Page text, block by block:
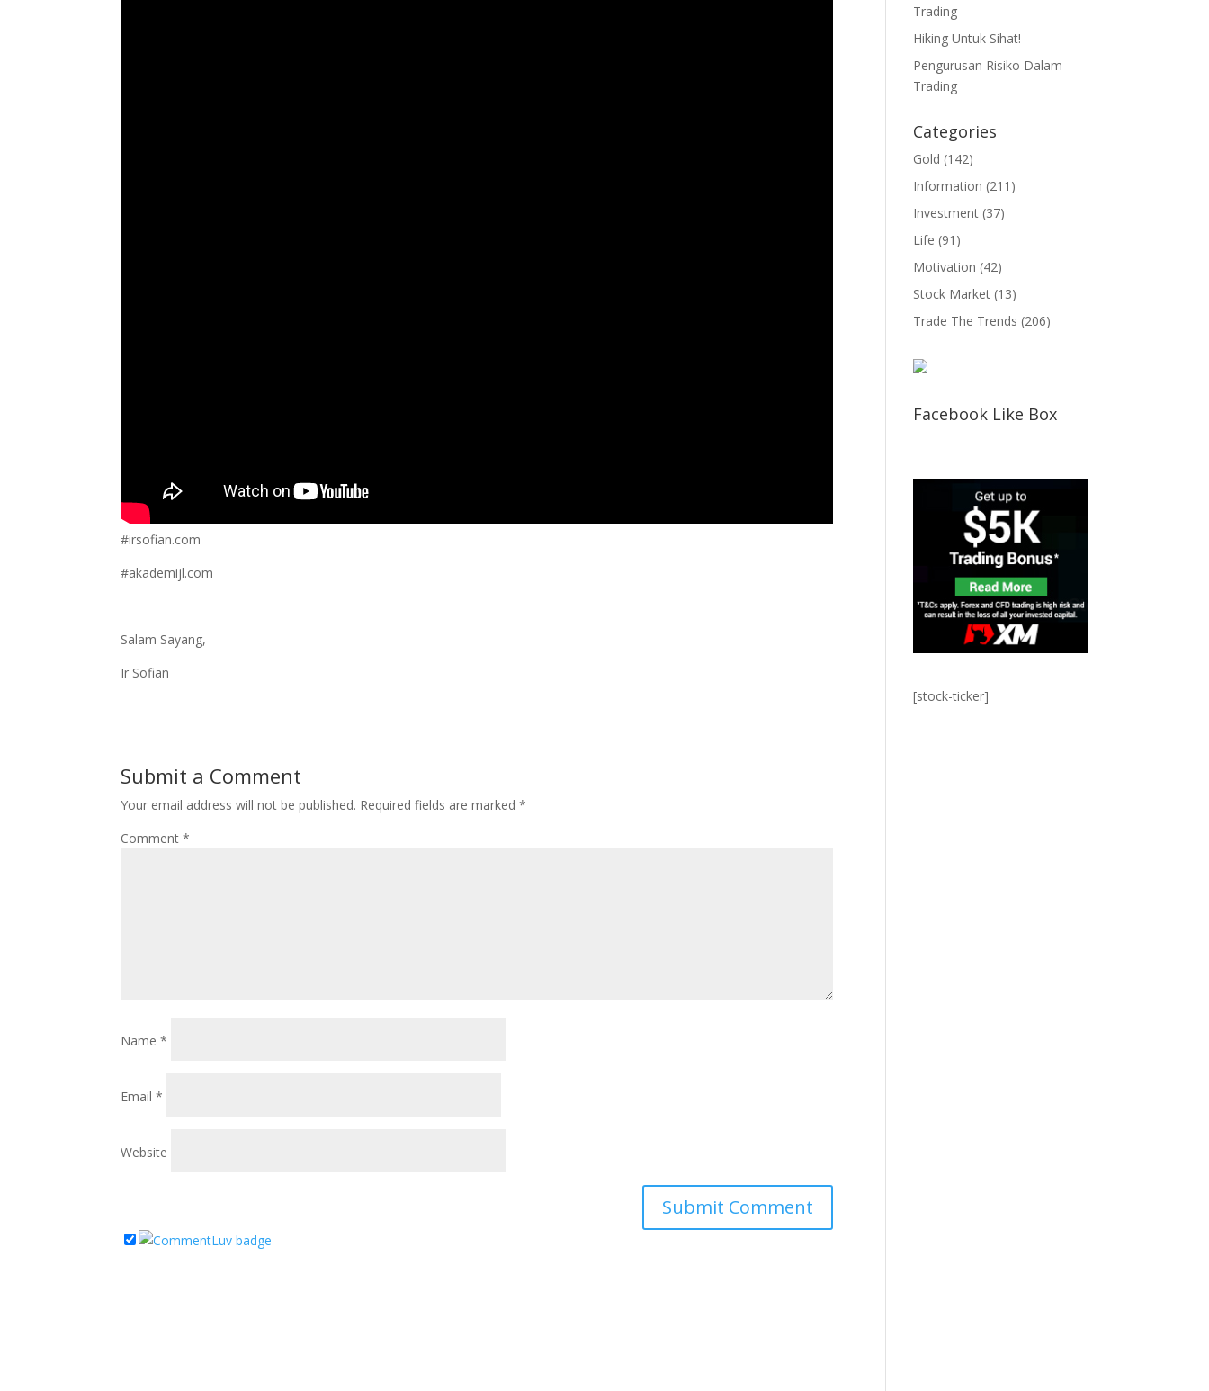
#irsofian.com
#akademijl.com
Salam Sayang,
Ir Sofian
Submit a Comment
Your email address will not be published. Required fields are marked*
Comment*
Name*
Email*
Website
Trading
Hiking Untuk Sihat!
Pengurusan Risiko Dalam
Trading
Categories
Gold (142)
Information (211)
Investment (37)
Life (91)
Motivation (42)
Stock Market (13)
Trade The Trends (206)
Facebook Like Box
[stock-ticker]